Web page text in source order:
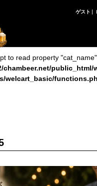
chambeer.net/public_html/
welcart_basic/
to read property
chambeer.net/public_html/
welcart_basic/
ゲスト